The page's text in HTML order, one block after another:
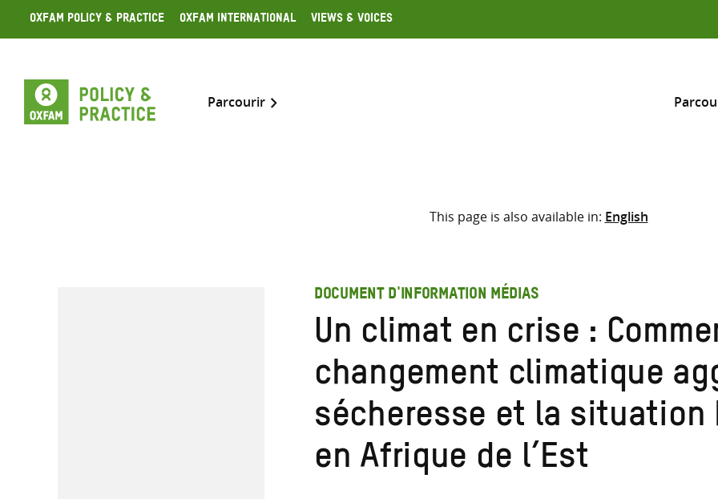
Skip
to
Oxfam Policy & Practice Oxfam International Views & Voices
Parcourir
Inclure
Sélectionner l’emplacement
les
termes
de
recherche
This page is also available in: English
DOCUMENT D'INFORMATION MÉDIAS
Un climat en crise :
changement climatique
sécheresse et la situation
en Afrique de l’Est